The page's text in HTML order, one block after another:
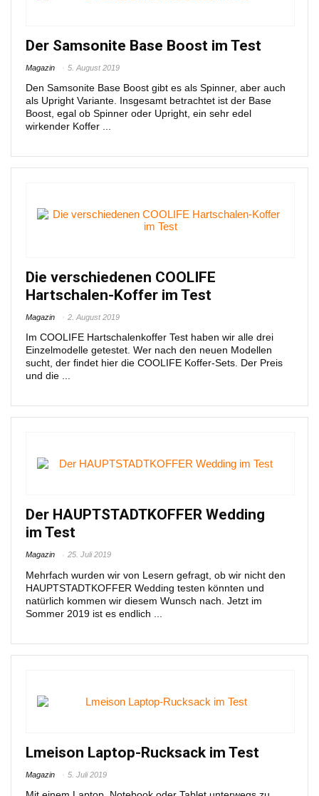
Der Samsonite Base Boost im Test
Magazin 5. August 2019
Den Samsonite Base Boost gibt es als Spinner, aber auch
als Upright Variante. Insgesamt betrachtet ist der Base
Boost, egal ob Spinner oder Upright, ein sehr edel
wirkender Koffer ...
Die verschiedenen COOLIFE
Hartschalen-Koffer im Test
Magazin 2. August 2019
Im COOLIFE Hartschalenkoffer Test haben wir alle drei
Einzelmodelle getestet. Wer nach den neuen Modellen
sucht, der findet hier die COOLIFE Koffer-Sets. Der Preis
und die ...
Der HAUPTSTADTKOFFER Wedding
im Test
Magazin 25. Juli 2019
Mehrfach wurden wir von Lesern gefragt, ob wir nicht den
HAUPTSTADTKOFFER Wedding testen könnten und
natürlich kommen wir diesem Wunsch nach. Jetzt im
Sommer 2019 ist es endlich ...
Lmeison Laptop-Rucksack im Test
Magazin 5. Juli 2019